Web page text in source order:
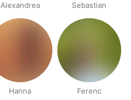
Alexandrea Sebastian
Hanna Ferenc